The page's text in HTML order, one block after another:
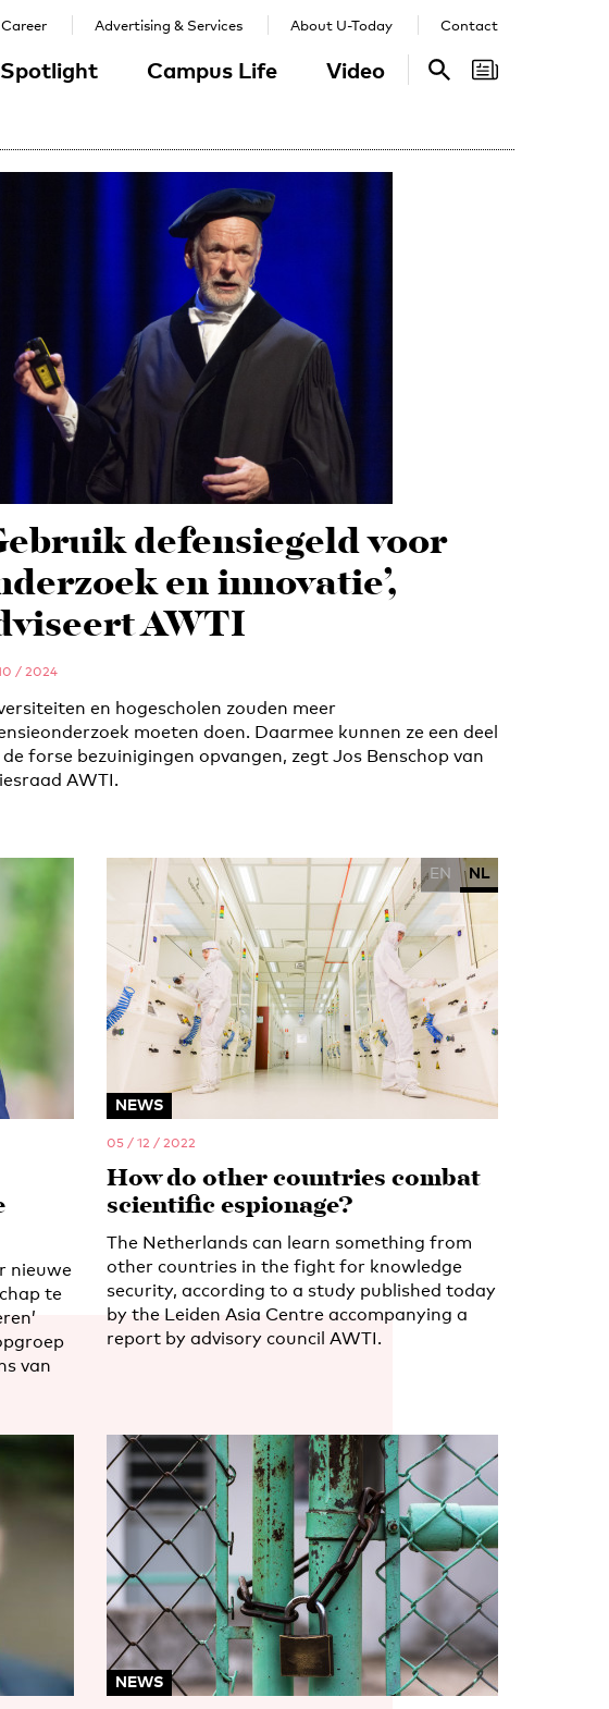
Spotlight Campus Life Video
Advertising & Services About U-Today Contact
Search
defensiegeld voor
en innovatie’,
AWTI
/ 2024
en hogescholen zouden meer
moeten doen. Daarmee kunnen ze een deel
forse bezuinigingen opvangen, zegt Jos Benschop van
AWTI.
nieuwe
te
van
EN NL
NEWS
05 / 12 / 2022
How do other countries combat
scientific espionage?
The Netherlands can learn something from
other countries in the fight for knowledge
security, according to a study published today
by the Leiden Asia Centre accompanying a
report by advisory council AWTI.
NEWS